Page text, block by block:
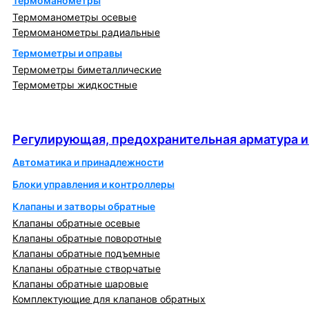
Термоманометры осевые
Термоманометры радиальные
Термометры и оправы
Термометры биметаллические
Термометры жидкостные
Регулирующая, предохранительная арматура
Автоматика и принадлежности
Блоки управления и контроллеры
Клапаны и затворы обратные
Клапаны обратные осевые
Клапаны обратные поворотные
Клапаны обратные подъемные
Клапаны обратные створчатые
Клапаны обратные шаровые
Комплектующие для клапанов обратных